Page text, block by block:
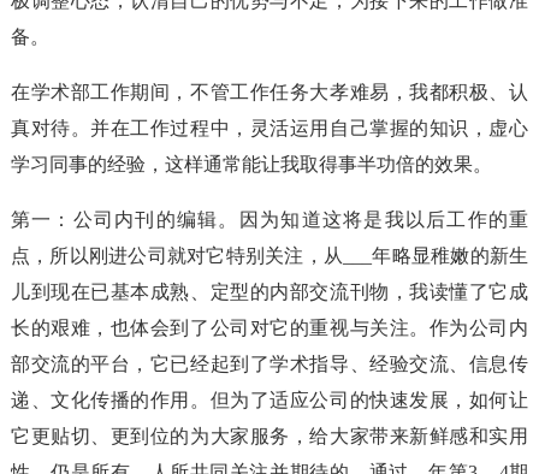
备。
在学术部工作期间，不管工作任务大孝难易，我都积极、认
真对待。并在工作过程中，灵活运用自己掌握的知识，虚心
学习同事的经验，这样通常能让我取得事半功倍的效果。
第一：公司内刊的编辑。因为知道这将是我以后工作的重
点，所以刚进公司就对它特别关注，从___年略显稚嫩的新生
儿到现在已基本成熟、定型的内部交流刊物，我读懂了它成
长的艰难，也体会到了公司对它的重视与关注。作为公司内
部交流的平台，它已经起到了学术指导、经验交流、信息传
递、文化传播的作用。但为了适应公司的快速发展，如何让
它更贴切、更到位的为大家服务，给大家带来新鲜感和实用